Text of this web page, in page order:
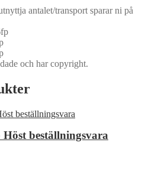
antalet/transport sparar ni på
och har copyright.
beställningsvara